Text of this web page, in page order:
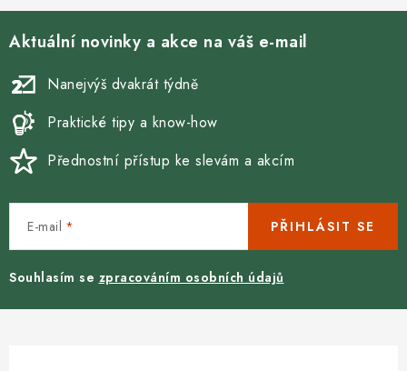
Aktuální novinky a akce na váš e-mail
Nanejvýš dvakrát týdně
Praktické tipy a know-how
Přednostní přístup ke slevám a akcím
E-mail
Souhlasím se zpracováním osobních údajů
PŘIHLÁSIT SE